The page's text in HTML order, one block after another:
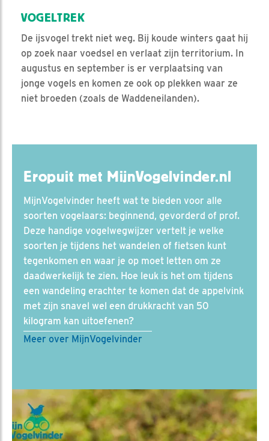
VOGELTREK
De ijsvogel trekt niet weg. Bij koude winters gaat hij
op zoek naar voedsel en verlaat zijn territorium. In
augustus en september is er verplaatsing van
jonge vogels en komen ze ook op plekken waar ze
niet broeden (zoals de Waddeneilanden).
Eropuit met MijnVogelvinder.nl
MijnVogelvinder heeft wat te bieden voor alle
soorten vogelaars: beginnend, gevorderd of prof.
Deze handige vogelwegwijzer vertelt je welke
soorten je tijdens het wandelen of fietsen kunt
tegenkomen en waar je op moet letten om ze
daadwerkelijk te zien. Hoe leuk is het om tijdens
een wandeling erachter te komen dat de appelvink
met zijn snavel wel een drukkracht van 50
kilogram kan uitoefenen?
Meer over MijnVogelvinder